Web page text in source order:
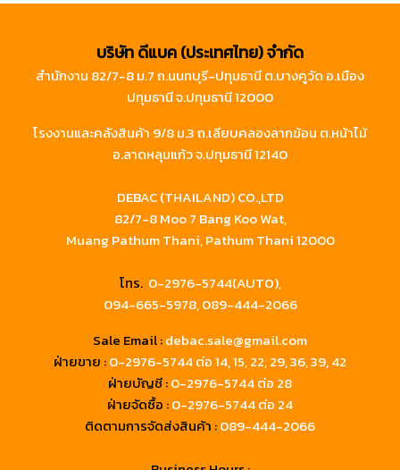
บริษัท ดีแบค (ประเทศไทย) จำกัด
สำนักงาน 82/7-8 ม.7 ถ.นนทบุรี-ปทุมธานี ต.บางคูวัด อ.เมือง
ปทุมธานี จ.ปทุมธานี 12000
โรงงานและคลังสินค้า 9/8 ม.3 ถ.เลียบคลองลากฆ้อน ต.หน้าไม้
อ.ลาดหลุมแก้ว จ.ปทุมธานี 12140
DEBAC (THAILAND) CO.,LTD
82/7-8 Moo 7 Bang Koo Wat,
Muang Pathum Thani, Pathum Thani 12000
โทร. 0-2976-5744(AUTO),
094-665-5978,089-444-2066
Sale Email :debac.sale@gmail.com
ฝ่ายขาย :0-2976-5744ต่อ 14, 15, 22, 29, 36, 39, 42
ฝ่ายบัญชี :0-2976-5744 ต่อ 28
ฝ่ายจัดซื้อ :0-2976-5744 ต่อ 24
ติดตามการจัดส่งสินค้า :089-444-2066